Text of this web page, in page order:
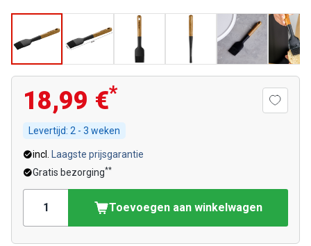
18,99 €*
Levertijd: 2 - 3 weken
incl.
Laagste prijsgarantie
Gratis bezorging**
Toevoegen aan winkelwagen